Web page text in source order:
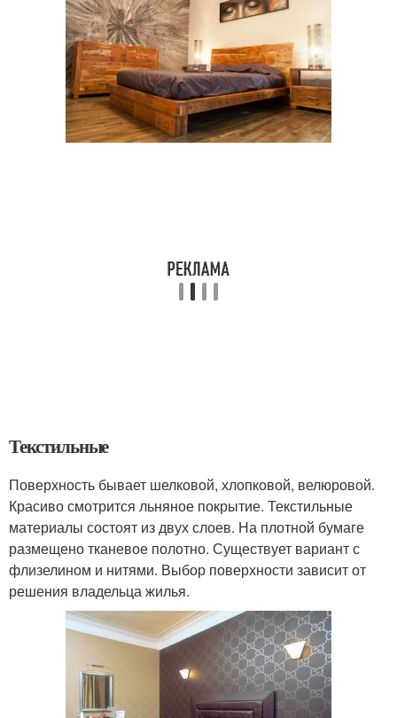
Текстильные
Поверхность бывает шелковой, хлопковой, велюровой.
Красиво смотрится льняное покрытие. Текстильные
материалы состоят из двух слоев. На плотной бумаге
размещено тканевое полотно. Существует вариант с
флизелином и нитями. Выбор поверхности зависит от
решения владельца жилья.